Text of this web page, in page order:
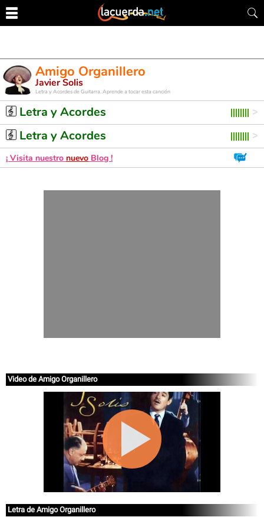
Amigo Organillero
Javier Solis
Letra y Acordes de Guitarra. Aprende a tocar esta canción
Letra y Acordes
Letra y Acordes
¡ Visita nuestro nuevo Blog !
Video de Amigo Organillero
Letra de Amigo Organillero